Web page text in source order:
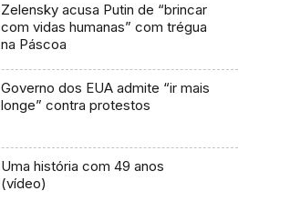
Zelensky acusa Putin de “brincar
com vidas humanas” com trégua
na Páscoa
Governo dos EUA admite “ir mais
longe” contra protestos
Uma história com 49 anos
(vídeo)